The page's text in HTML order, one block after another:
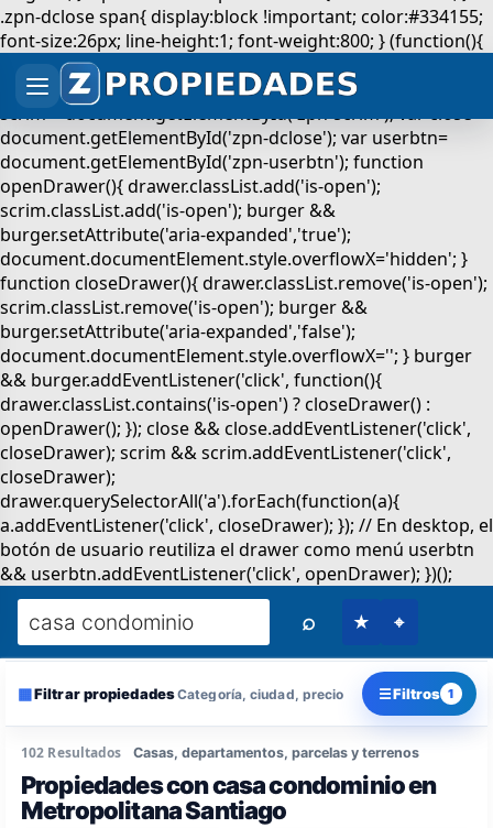
⌕ ★ ⌖
▦Filtrar propiedadesCategoría, ciudad, precio ☰Filtros 1
102 Resultados
Propiedades con casa condominio en
Metropolitana Santiago
Casas, departamentos, parcelas y terrenos